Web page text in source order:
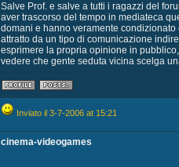
Salve Prof. e salve a tutti i ragazzi del
aver trascorso del tempo in mediateca
domani e hanno veramente
attratto da un tipo di comunicazione
esprimere la propria opinione in
vedere che gente seduta vicina scelga
Inviato il 3-7-2006 at 15:21
cinema-videogames